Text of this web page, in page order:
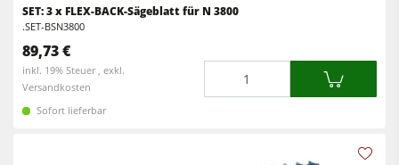
SET: 3 x FLEX-BACK-Sägeblatt für N 3800
.SET-BSN3800
89,73 €
inkl. 19% Steuer , exkl.
Versandkosten
Sofort lieferbar